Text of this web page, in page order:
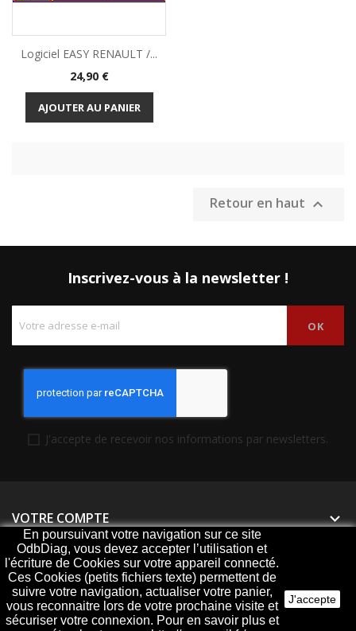
Logiciel EASY RENAULT /...
Prix
24,90 €
AJOUTER AU PANIER
Retour en haut 
Inscrivez-vous à la newsletter !
J'accepte de recevoir nos informations par newsletters.
VOTRE COMPTE 
PRODUITS
NOTRE SOCIÉTÉ 
En poursuivant votre navigation sur ce site
OdbDiag, vous devez accepter l’utilisation et
l'écriture de Cookies sur votre appareil connecté.
Ces Cookies (petits fichiers texte) permettent de
suivre votre navigation, actualiser votre panier,
vous reconnaitre lors de votre prochaine visite et
sécuriser votre connexion. Pour en savoir plus et
J'accepte